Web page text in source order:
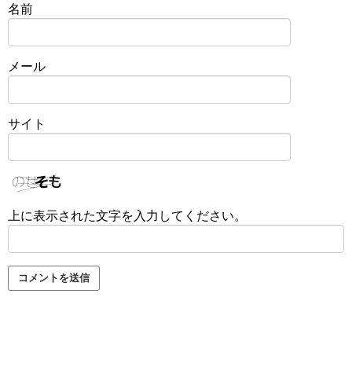
名前
メール
サイト
上に表示された文字を入力してください。